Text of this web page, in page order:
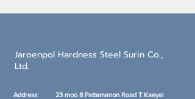
Jaroenpol Hardness Steel Surin Co.,
Ltd.
Address:
23 moo 8 Pattamanon Road T.Kaeyai